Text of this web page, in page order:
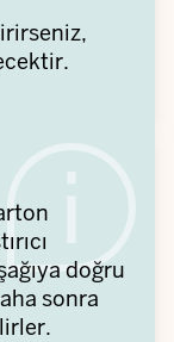
doğru
sonra